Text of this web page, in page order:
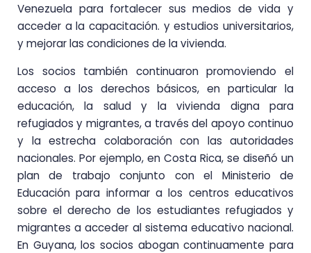
Venezuela para fortalecer sus medios de vida y
acceder a la capacitación. y estudios universitarios,
y mejorar las condiciones de la vivienda.
Los socios también continuaron promoviendo el
acceso a los derechos básicos, en particular la
educación, la salud y la vivienda digna para
refugiados y migrantes, a través del apoyo continuo
y la estrecha colaboración con las autoridades
nacionales. Por ejemplo, en Costa Rica, se diseñó un
plan de trabajo conjunto con el Ministerio de
Educación para informar a los centros educativos
sobre el derecho de los estudiantes refugiados y
migrantes a acceder al sistema educativo nacional.
En Guyana, los socios abogan continuamente para